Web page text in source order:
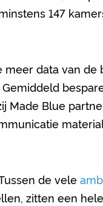
147
meer data van de
Made Blue
de vele
zitten een